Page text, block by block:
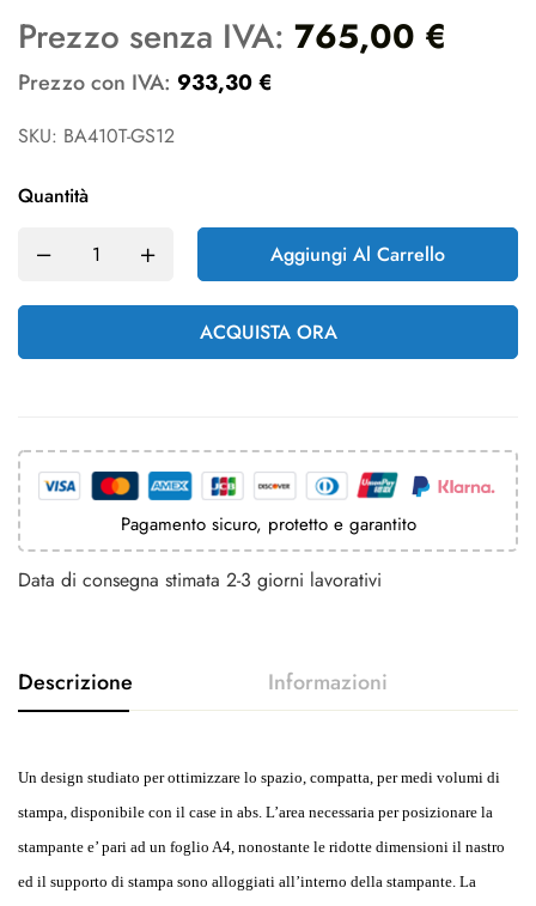
Prezzo con IVA: 933,30€
Prezzo senza IVA: 765,00 €
SKU: BA410T-GS12
Quantità
Aggiungi Al Carrello
ACQUISTA ORA
Pagamento sicuro, protetto e garantito
Data di consegna stimata 2-3 giorni lavorativi
Un design studiato per ottimizzare lo spazio, compatta, per medi volumi di
stampa, disponibile con il case in abs. L’area necessaria per posizionare la
stampante e’ pari ad un foglio A4, nonostante le ridotte dimensioni il nastro
ed il supporto di stampa sono alloggiati all’interno della stampante. La